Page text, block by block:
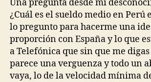
Una pregunta desde mi
¿Cuál es el sueldo medio en Perú
lo pregunto para hacerme una
proporción con España y lo que
a Telefónica que sin que me
parece una verguenza y todo un
vaya, lo de la velocidad mínima